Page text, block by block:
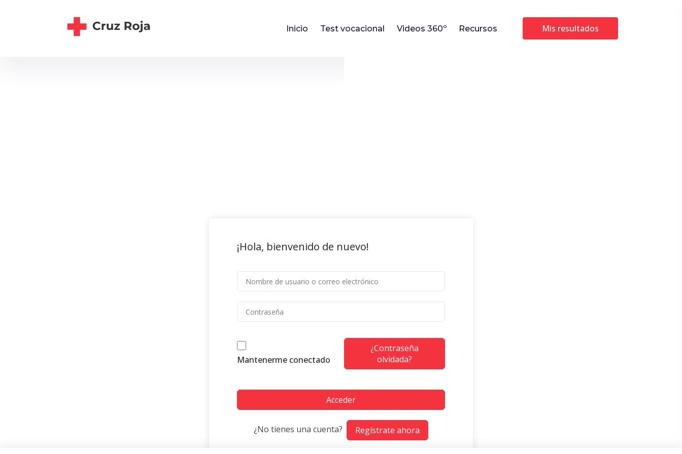
Inicio Test vocacional Videos 360º Recursos mis resultados
¡Hola, bienvenido de nuevo!
Mantenerme conectado
¿Contraseña
olvidada?
Acceder
¿No tienes una cuenta? Regístrate ahora